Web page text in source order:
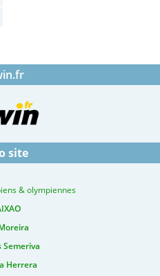
site
& olympiennes
Semeriva
Herrera